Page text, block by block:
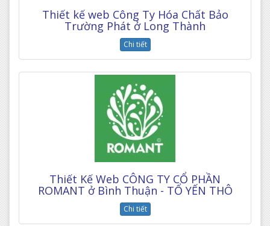
Thiết kế web Công Ty Hóa Chất Bảo
Trường Phát ở Long Thành
Chi tiết
Thiết Kế Web CÔNG TY CỔ PHẦN
ROMANT ở Bình Thuận - TỔ YẾN THÔ
Chi tiết